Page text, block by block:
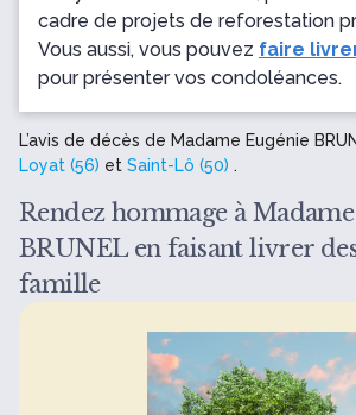
cadre de projets de reforestation
Vous aussi, vous pouvez faire
pour présenter vos condoléances.
L’avis de décès de Madame Eugénie
Loyat (56) et Saint-Lô (50) .
Rendez hommage à
BRUNEL en faisant livrer
famille